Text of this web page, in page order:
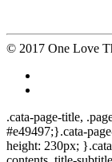
© 2017 One Love
.cata-page-title,
#e49497;}.cata-
height: 230px;